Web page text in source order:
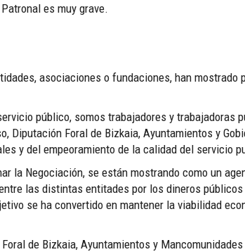
es muy grave.
asociaciones o fundaciones, han
público, somos trabajadores y trabajadoras
Diputación Foral de Bizkaia, Ayuntamientos y
y del empeoramiento de la calidad del servicio
la Negociación, se están mostrando como un
las distintas entitades por los dineros
se ha convertido en mantener la viabilidad
de Bizkaia, Ayuntamientos y